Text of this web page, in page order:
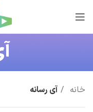
خانه آی رسانه